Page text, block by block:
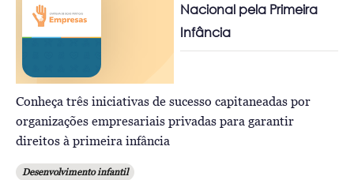
Nacional pela Primeira
Infância
Conheça três iniciativas de sucesso capitaneadas por
organizações empresariais privadas para garantir
direitos à primeira infância
Desenvolvimento infantil